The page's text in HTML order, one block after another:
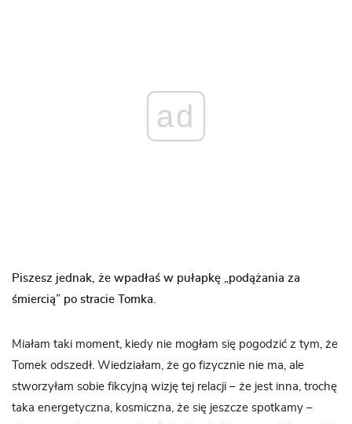
ad
Piszesz jednak, że wpadłaś w pułapkę „podążania za
śmiercią” po stracie Tomka.
Miałam taki moment, kiedy nie mogłam się pogodzić z tym, że
Tomek odszedł. Wiedziałam, że go fizycznie nie ma, ale
stworzyłam sobie fikcyjną wizję tej relacji – że jest inna, trochę
taka energetyczna, kosmiczna, że się jeszcze spotkamy –